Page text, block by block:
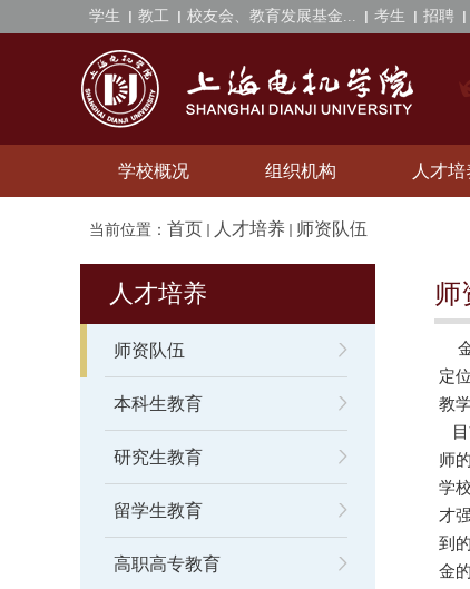
学生 教工 校友会、教育发展基金... 考生 招聘
学校概况 组织机构 人才培
当前位置： 首页 人才培养 师资队伍
人才培养
师资队伍
本科生教育
研究生教育
留学生教育
高职高专教育
师
金
定
教
目
师
学
才
到
金